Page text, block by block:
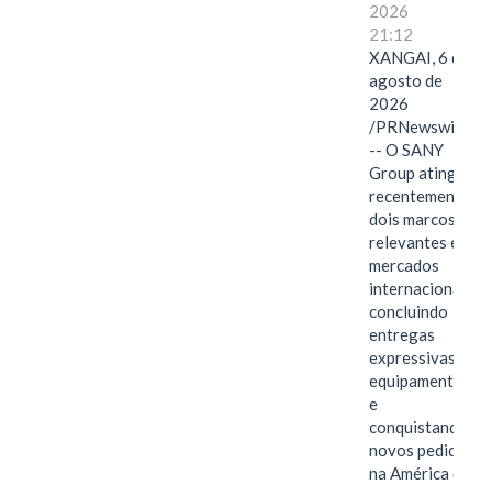
2026
21:12
XANGAI, 6 de
agosto de
2026
/PRNewswire/
-- O SANY
Group atingiu
recentemente
dois marcos
relevantes em
mercados
internacionais,
concluindo
entregas
expressivas de
equipamentos
e
conquistando
novos pedidos
na América do